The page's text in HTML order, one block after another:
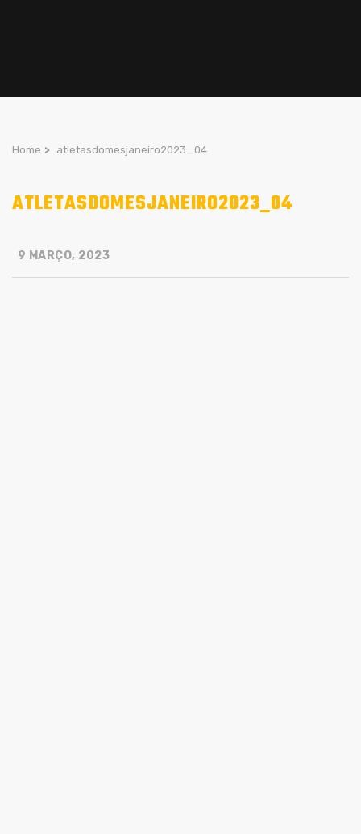
Home > atletasdomesjaneiro2023_04
ATLETASDOMESJANEIRO2023_04
9 MARÇO, 2023